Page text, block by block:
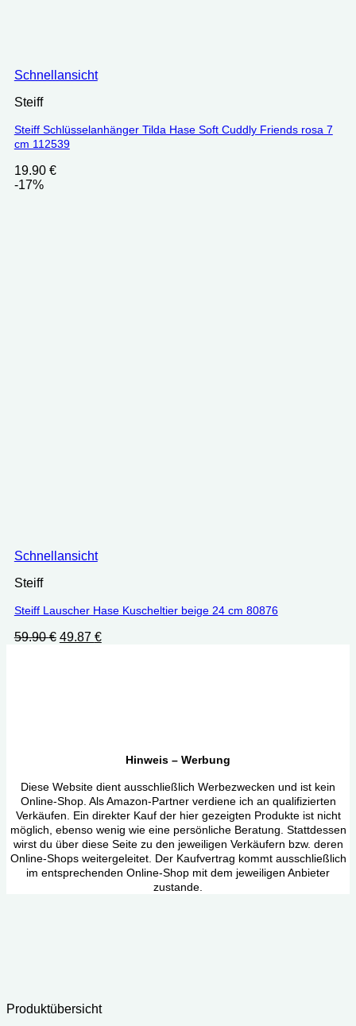
Schnellansicht
Steiff
Steiff Schlüsselanhänger Tilda Hase Soft Cuddly Friends rosa 7
cm 112539
19.90 €
-17%
Schnellansicht
Steiff
Steiff Lauscher Hase Kuscheltier beige 24 cm 80876
59.90€ Ursprünglicher
49.87 €Aktueller
Hinweis – Werbung
Diese Website dient ausschließlich Werbezwecken und ist kein
Online-Shop. Als Amazon-Partner verdiene ich an qualifizierten
Verkäufen. Ein direkter Kauf der hier gezeigten Produkte ist nicht
möglich, ebenso wenig wie eine persönliche Beratung. Stattdessen
wirst du über diese Seite zu den jeweiligen Verkäufern bzw. deren
Online-Shops weitergeleitet. Der Kaufvertrag kommt ausschließlich
im entsprechenden Online-Shop mit dem jeweiligen Anbieter
zustande.
Produktübersicht